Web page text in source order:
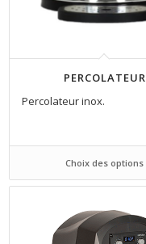
PERCOLATEUR
Percolateur inox.
Choix des options